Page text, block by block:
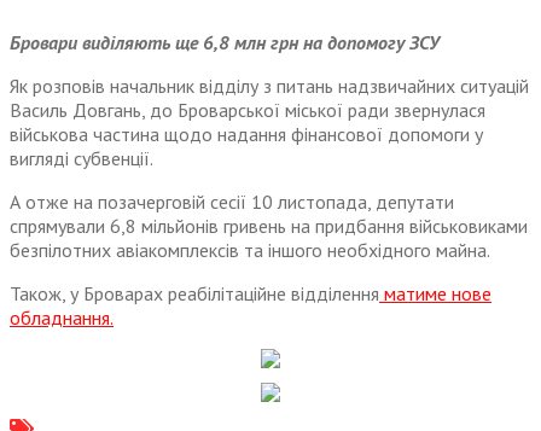
Бровари виділяють ще 6,8 млн грн на допомогу ЗСУ
Як розповів начальник відділу з питань надзвичайних ситуацій
Василь Довгань, до Броварської міської ради звернулася
військова частина щодо надання фінансової допомоги у
вигляді субвенції.
А отже на позачерговій сесії 10 листопада, депутати
спрямували 6,8 мільйонів гривень на придбання військовиками
безпілотних авіакомплексів та іншого необхідного майна.
Також, у Броварах реабілітаційне відділення матиме нове
обладнання.